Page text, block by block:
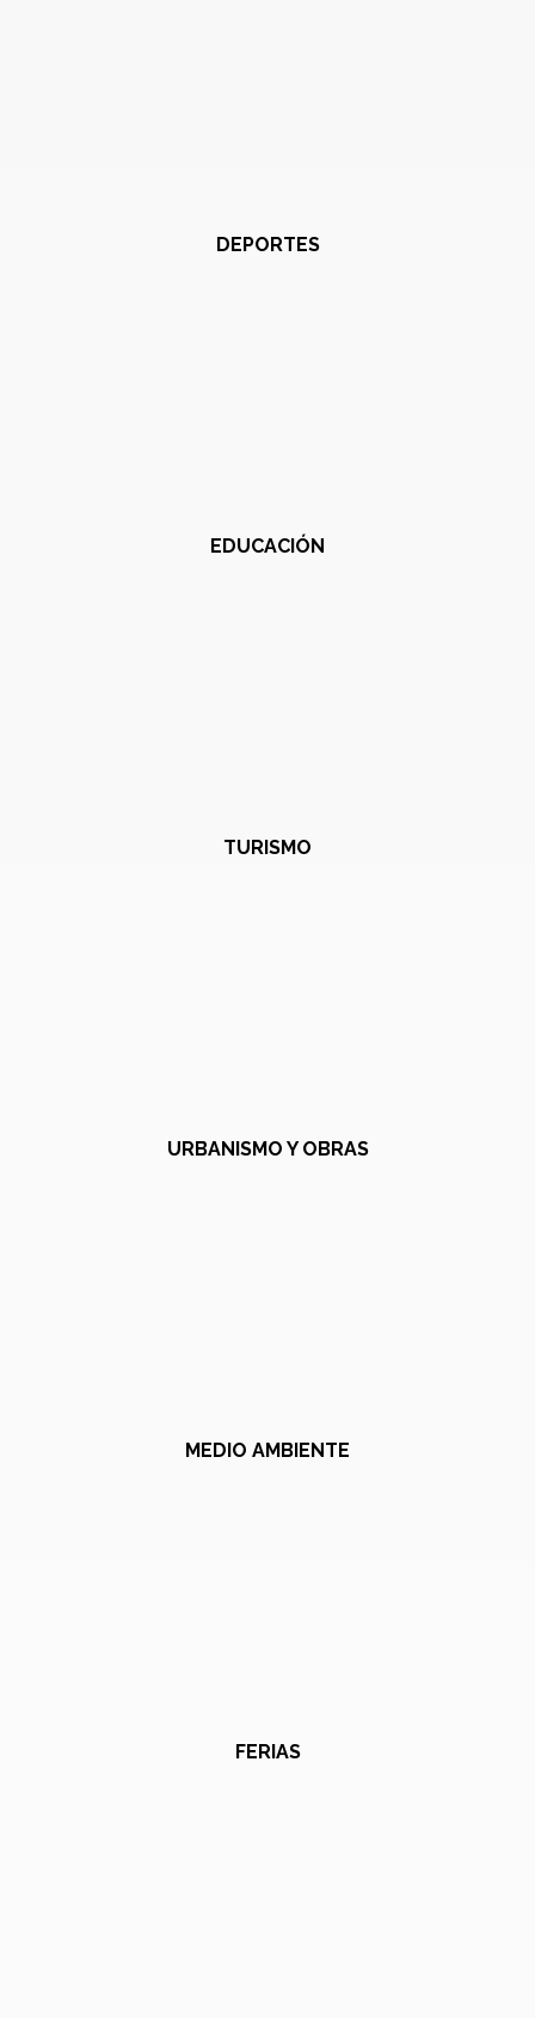
DEPORTES
EDUCACIÓN
TURISMO
URBANISMO Y OBRAS
MEDIO AMBIENTE
FERIAS